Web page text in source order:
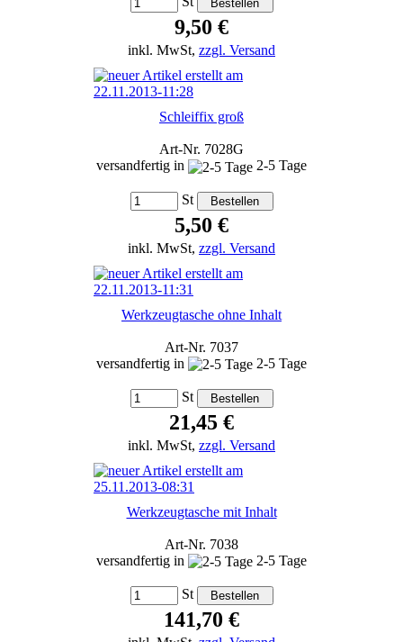
9,50 €
inkl. MwSt, zzgl. Versand
Schleiffix groß
Art-Nr. 7028G
versandfertig in
2-5 Tage
St
5,50 €
inkl. MwSt, zzgl. Versand
Werkzeugtasche ohne Inhalt
Art-Nr. 7037
versandfertig in
2-5 Tage
St
21,45 €
inkl. MwSt, zzgl. Versand
Werkzeugtasche mit Inhalt
Art-Nr. 7038
versandfertig in
2-5 Tage
St
141,70 €